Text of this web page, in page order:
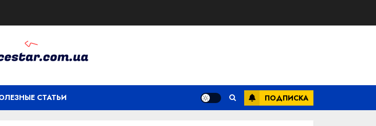
СТАТЬИ ПОДПИСКА